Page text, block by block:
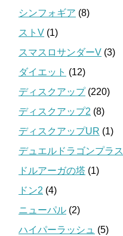
シンフォギア (8)
ストV (1)
スマスロサンダーV (3)
ダイエット (12)
ディスクアップ(220)
ディスクアップ2 (8)
ディスクアップUR (1)
デュエルドラゴンプラス
ドルアーガの塔 (1)
ドン2 (4)
ニューパル (2)
ハイパーラッシュ (5)